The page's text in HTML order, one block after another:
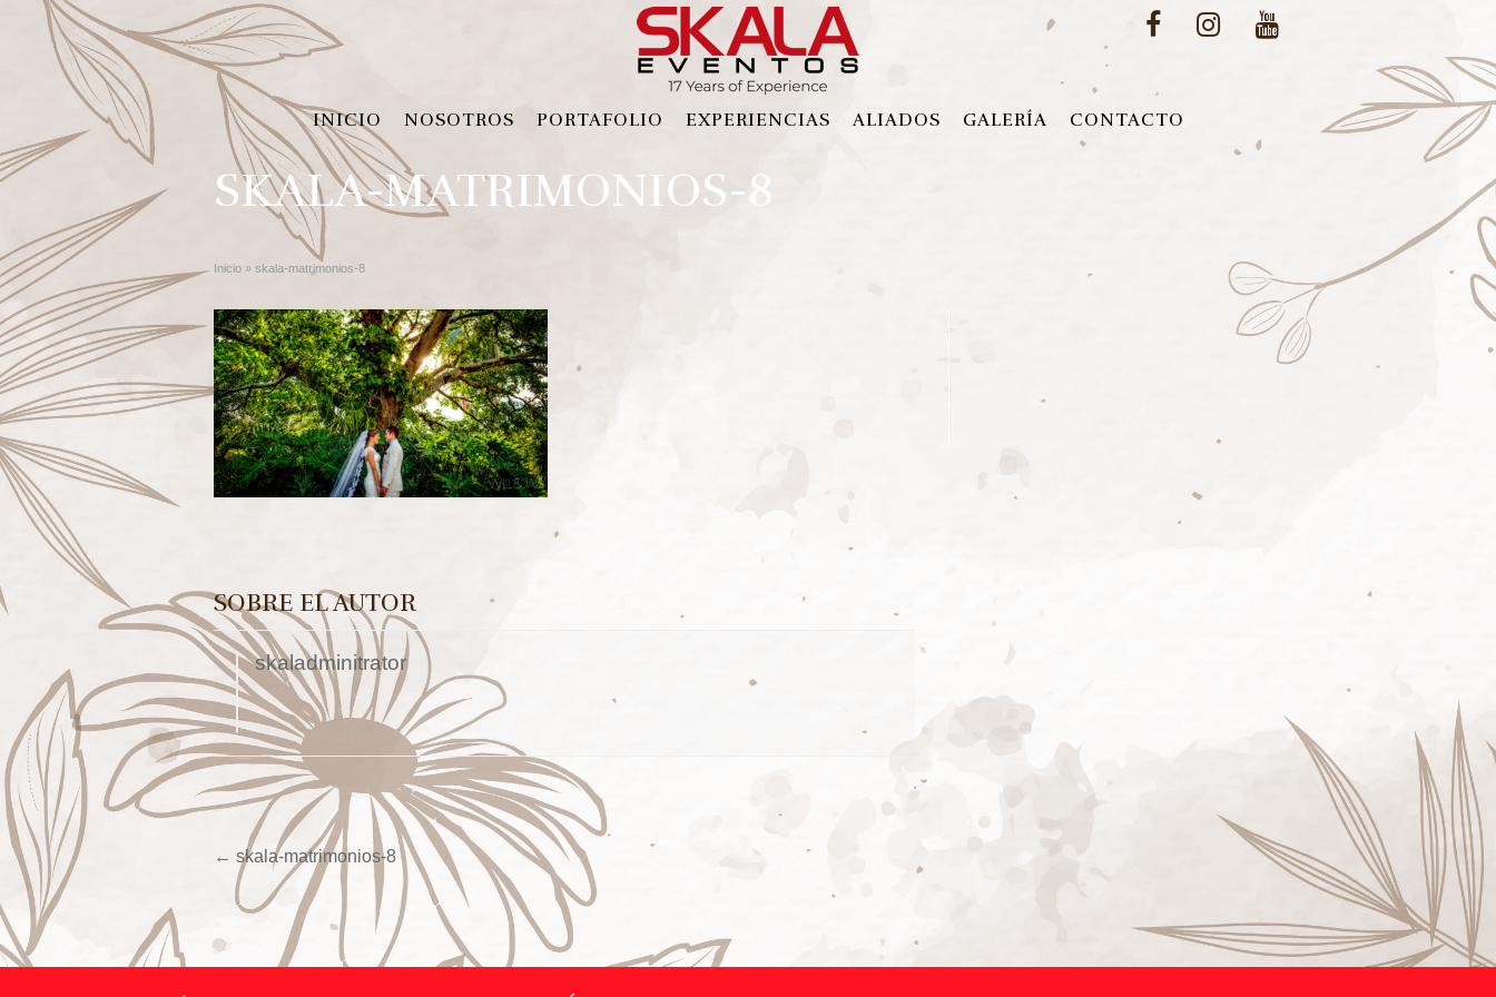
INICIO NOSOTROS PORTAFOLIO EXPERIENCIAS ALIADOS GALERÍA CONTACTO
SKALA-MATRIMONIOS-8
Inicio » skala-matrimonios-8
SOBRE EL AUTOR
skaladminitrator
← skala-matrimonios-8